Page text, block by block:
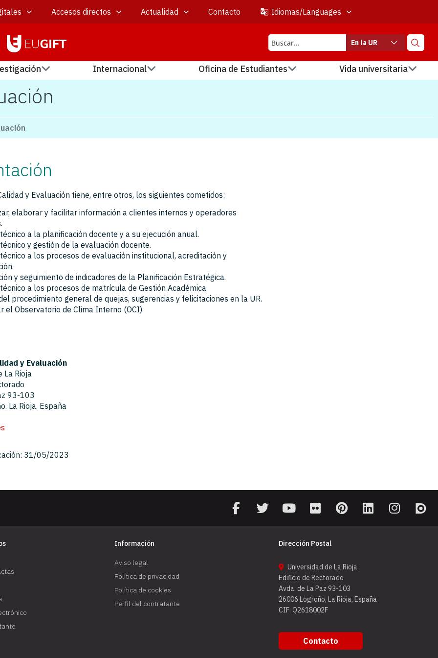
Accesos directos Actualidad Contacto Idiomas/Languages
En la UR
Internacional Oficina de Estudiantes Vida universitaria
y Evaluación tiene, entre otros, los siguientes cometidos:
elaborar y facilitar información a clientes internos y operadores
a la planificación docente y a su ejecución anual.
y gestión de la evaluación docente.
a los procesos de evaluación institucional, acreditación y
y seguimiento de indicadores de la Planificación Estratégica.
a los procesos de matrícula de Gestión Académica.
procedimiento general de quejas, sugerencias y felicitaciones en la UR.
el Observatorio de Clima Interno (OCI)
y Evaluación
La Rioja
93-103
La Rioja. España
31/05/2023
Información
Aviso legal
Política de privacidad
Política de cookies
Perfil del contratante
Dirección Postal
Universidad de La Rioja
Edificio de Rectorado
Avda. de La Paz 93-103
26006 Logroño, La Rioja, España
CIF: Q2618002F
Contacto